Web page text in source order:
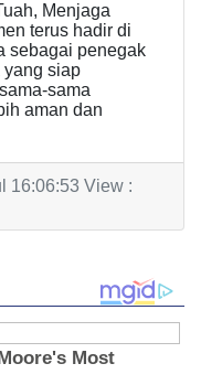
Menjaga
terus hadir di
sebagai penegak
yang siap
sama
aman dan
16:06:53 View :